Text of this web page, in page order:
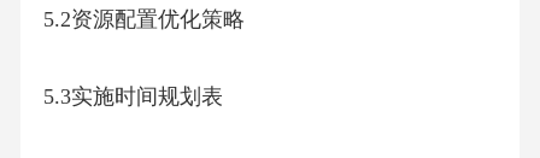
5.2资源配置优化策略
5.3实施时间规划表